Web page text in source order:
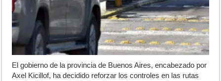
El gobierno de la provincia de Buenos Aires, encabezado por
Axel Kicillof, ha decidido reforzar los controles en las rutas